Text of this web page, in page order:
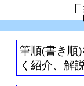
筆順(書き順
く紹介、解